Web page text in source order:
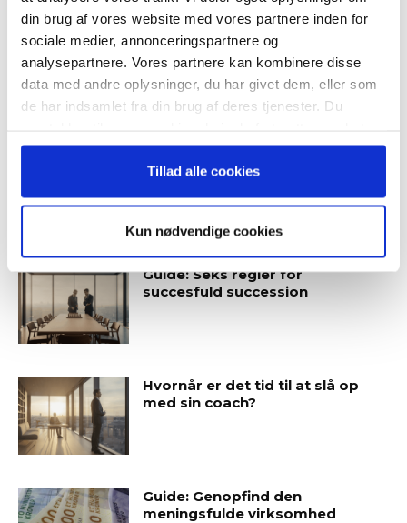
din brug af vores website med vores partnere inden for
sociale medier, annonceringspartnere og
analysepartnere. Vores partnere kan kombinere disse
data med andre oplysninger, du har givet dem, eller som
de har indsamlet fra din brug af deres tjenester. Du
anvende vores hjemmeside.
Tillad alle cookies
Kun nødvendige cookies
Guide: Fem tegn på, at
topchefen er på vildspor
SENESTE ARTIKLER
Guide: Seks regler for
succesfuld succession
Hvornår er det tid til at slå op
med sin coach?
Guide: Genopfind den
meningsfulde virksomhed
Bestyrelsesguidens ugentlige nyhedsbrev samt
Tilmeld